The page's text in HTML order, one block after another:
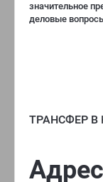
значительное
деловые
ТРАНСФЕР В